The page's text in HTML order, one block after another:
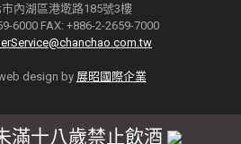
內湖區港墘路185號3樓
6000 FAX: +886-2-2659-7000
design by 展昭國際企業
滿十八歲禁止飲酒